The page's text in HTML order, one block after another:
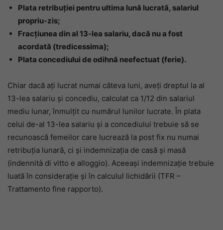
Plata retribuţiei pentru ultima lună lucrată, salariul
propriu-zis;
Fracţiunea din al 13-lea salariu, dacă nu a fost
acordată (tredicessima);
Plata concediului de odihnă neefectuat (ferie).
Chiar dacă ați lucrat numai câteva luni, aveţi dreptul la al
13-lea salariu și concediu, calculat ca 1/12 din salariul
mediu lunar, înmulţit cu numărul lunilor lucrate. În plata
celui de-al 13-lea salariu și a concediului trebuie să se
recunoască femeilor care lucrează la post fix nu numai
retribuţia lunară, ci şi indemnizaţia de casă şi masă
(indennità di vitto e alloggio). Aceeași indemnizație trebuie
luată în considerație și în calculul lichidării (TFR –
Trattamento fine rapporto).